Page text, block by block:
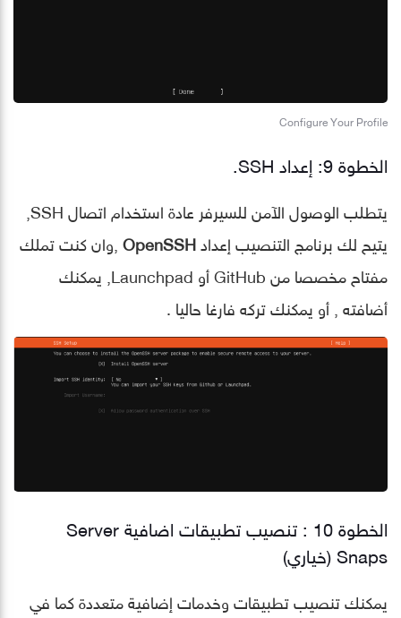
Configure Your Profile
الخطوة 9: إعداد SSH.
يتيح لك برنامج التنصيب إعدادOpenSSH ,وان كنت تملك
مفتاح مخصصا من GitHub أو Launchpad, يمكنك
أضافته , أو يمكنك تركه فارغا حاليا .
الخطوة 10 : تنصيب تطبيقات اضافية Server
Snaps (خياري)
يمكنك تنصيب تطبيقات وخدمات إضافية متعددة كما في